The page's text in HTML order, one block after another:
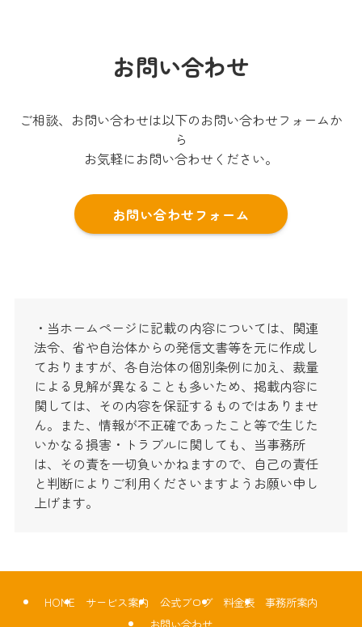
お問い合わせ
ご相談、お問い合わせは以下のお問い合わせフォームか
ら
お気軽にお問い合わせください。
お問い合わせフォーム
・当ホームページに記載の内容については、関連
法令、省や自治体からの発信文書等を元に作成し
ておりますが、各自治体の個別条例に加え、裁量
による見解が異なることも多いため、掲載内容に
関しては、その内容を保証するものではありませ
ん。また、情報が不正確であったこと等で生じた
いかなる損害・トラブルに関しても、当事務所
は、その責を一切負いかねますので、自己の責任
と判断によりご利用くださいますようお願い申し
上げます。
HOME サービス案内 公式ブログ 料金表
事務所案内